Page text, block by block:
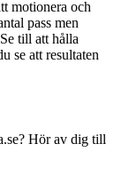
motionera och
pass men
till att hålla
se att resultaten
Hör av dig till